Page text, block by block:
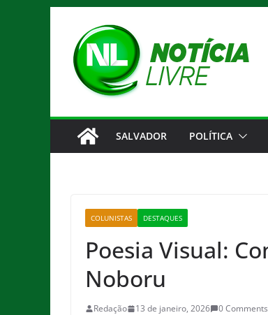
conteúdo
SALVADOR POLÍTICA
COLUNISTAS DESTAQUES
Poesia Visual:
Noboru
Redação 13 de janeiro, 2026 0 Comments